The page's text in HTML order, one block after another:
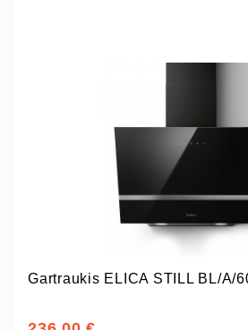
Gartraukis ELICA STILL BL/A/